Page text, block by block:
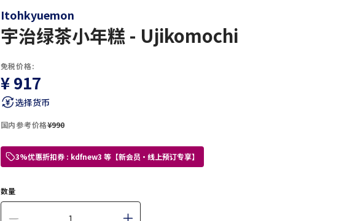
Itohkyuemon
宇治绿茶小年糕 - Ujikomochi
免税价格:
¥ 917
选择货币
国内参考价格¥990
3%优惠折扣券 : kdfnew3 等【新会员・线上预订专享】
数量